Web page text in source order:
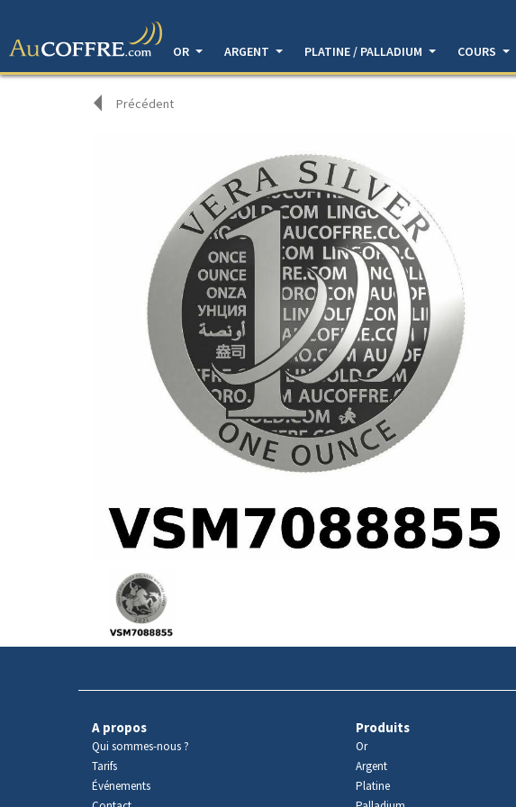
OR
ARGENT PLATINE / PALLADIUM COURS
Précédent
produit
A propos
Qui sommes-nous ?
Tarifs
Événements
Produits
Or
Argent
Platine